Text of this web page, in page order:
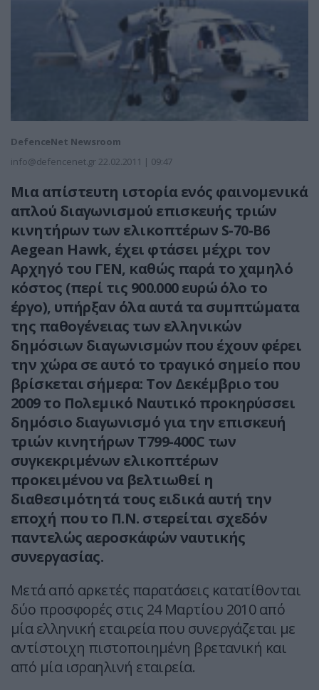
DefenceNet Newsroom
info@defencenet.gr 22.02.2011 | 09:47
Mια απίστευτη ιστορία ενός φαινομενικά
απλού διαγωνισμού επισκευής τριών
κινητήρων των ελικοπτέρων S-70-B6
Aegean Hawk, έχει φτάσει μέχρι τον
Αρχηγό του ΓΕΝ, καθώς παρά το χαμηλό
κόστος (περί τις 900.000 ευρώ όλο το
έργο), υπήρξαν όλα αυτά τα συμπτώματα
της παθογένειας των ελληνικών
δημόσιων διαγωνισμών που έχουν φέρει
την χώρα σε αυτό το τραγικό σημείο που
βρίσκεται σήμερα: Τον Δεκέμβριο του
2009 το Πολεμικό Ναυτικό προκηρύσσει
δημόσιο διαγωνισμό για την επισκευή
τριών κινητήρων Τ799-400C των
συγκεκριμένων ελικοπτέρων
προκειμένου να βελτιωθεί η
διαθεσιμότητά τους ειδικά αυτή την
εποχή που το Π.Ν. στερείται σχεδόν
παντελώς αεροσκάφών ναυτικής
συνεργασίας.
Μετά από αρκετές παρατάσεις κατατίθονται
δύο προσφορές στις 24 Μαρτίου 2010 από
μία ελληνική εταιρεία που συνεργάζεται με
αντίστοιχη πιστοποιημένη βρετανική και
από μία ισραηλινή εταιρεία.